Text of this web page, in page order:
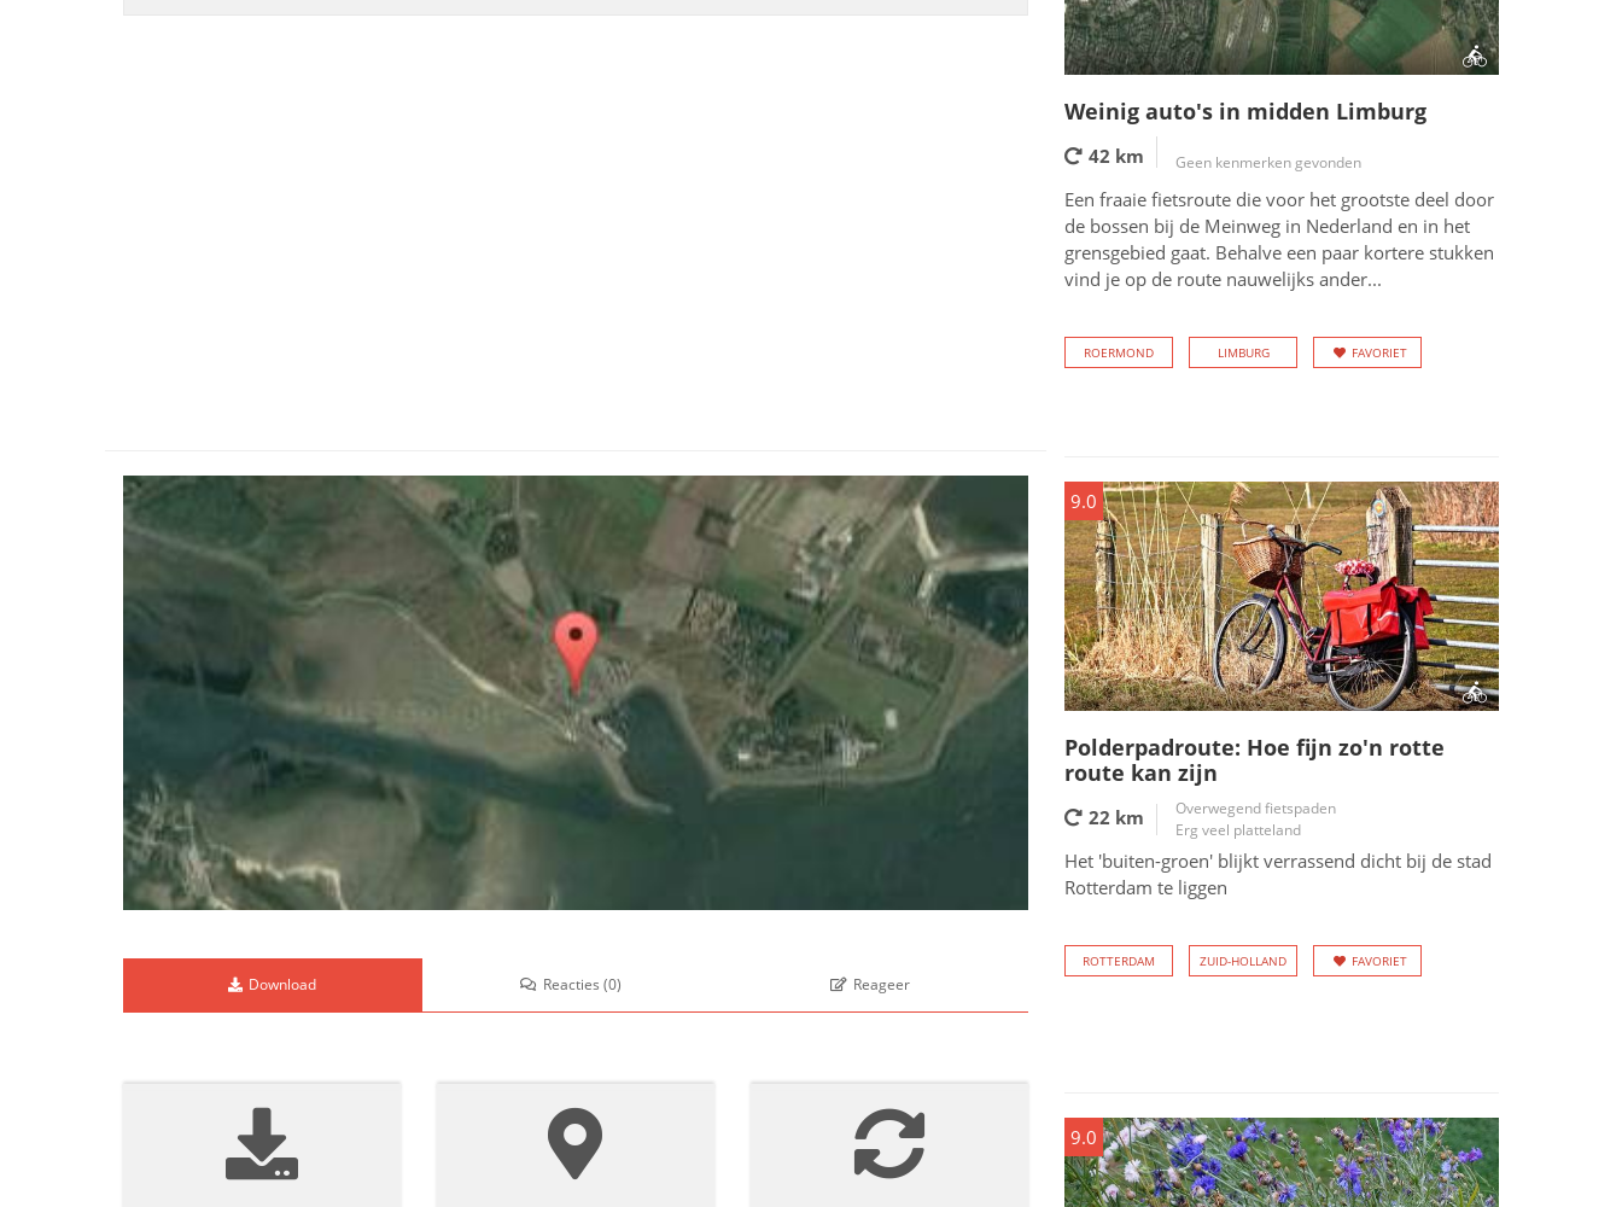
Download Reacties(0) Reageer
Weinig auto's in midden Limburg
42 km Geen kenmerken gevonden
Een fraaie fietsroute die voor het grootste deel door
de bossen bij de Meinweg in Nederland en in het
grensgebied gaat. Behalve een paar kortere stukken
vind je op de route nauwelijks ander...
ROERMOND LIMBURG FAVORIET
9.0
Polderpadroute: Hoe fijn zo'n rotte
route kan zijn
22 km
Overwegend fietspaden
Erg veel platteland
Het 'buiten-groen' blijkt verrassend dicht bij de stad
Rotterdam te liggen
ROTTERDAM ZUID-HOLLAND FAVORIET
9.0